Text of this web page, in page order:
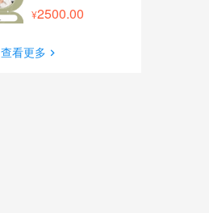
2500.00
查看更多